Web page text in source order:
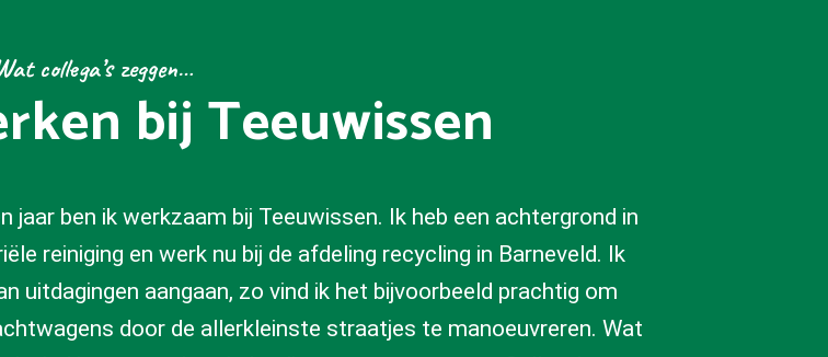
collega’s zeggen…
bij Teeuwissen
jaar ben ik werkzaam bij Teeuwissen. Ik heb een achtergrond in
reiniging en werk nu bij de afdeling recycling in Barneveld. Ik
uitdagingen aangaan, zo vind ik het bijvoorbeeld prachtig om
door de allerkleinste straatjes te manoeuvreren. Wat